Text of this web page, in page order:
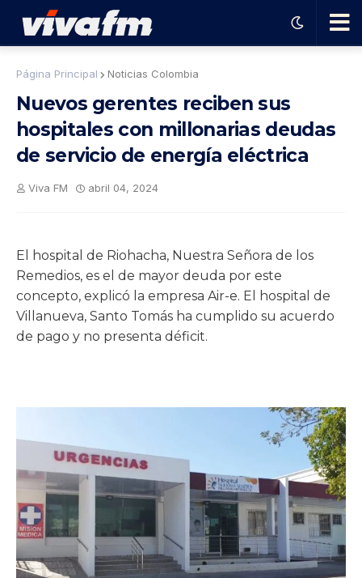
Ha
ble
el
pro
Página Principal Noticias Colombia
Nuevos gerentes reciben sus
hospitales con millonarias deudas
de servicio de energía eléctrica
Viva FM abril 04, 2024
El hospital de Riohacha, Nuestra Señora de los
Remedios, es el de mayor deuda por este
concepto, explicó la empresa Air-e. El hospital de
Villanueva, Santo Tomás ha cumplido su acuerdo
de pago y no presenta déficit.